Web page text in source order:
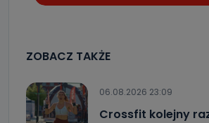
ZOBACZ TAKŻE
06.08.2026 23:09
Crossfit kolejny